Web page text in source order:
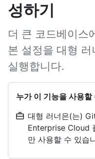
성하기
더 큰 코드베이스
본 설정을 대형
실행합니다.
누가 이 기능을 사용할
대형 러너은(는)
Enterprise Cloud
만 사용할 수 있습